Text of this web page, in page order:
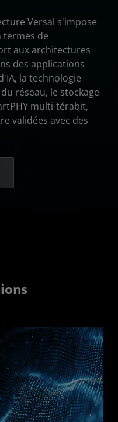
Versal s'impose
termes de
aux architectures
des applications
la technologie
réseau, le stockage
multi-térabit,
validées avec des